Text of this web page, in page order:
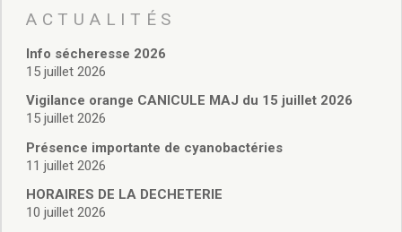
État civil/élections/formalités
Services Techniques
C.C.A.S.
Affaires Scolaires
Vie associative
Police Municipale/règlementation
Cimetière/réglementation funéraire
Licences boissons
ACTUALITÉS
Info sécheresse 2026
15 juillet 2026
Vigilance orange CANICULE MAJ du 15 juillet 2026
15 juillet 2026
Présence importante de cyanobactéries
11 juillet 2026
HORAIRES DE LA DECHETERIE
10 juillet 2026